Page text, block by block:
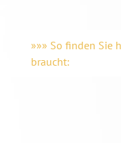
»»» So finden Sie
braucht: